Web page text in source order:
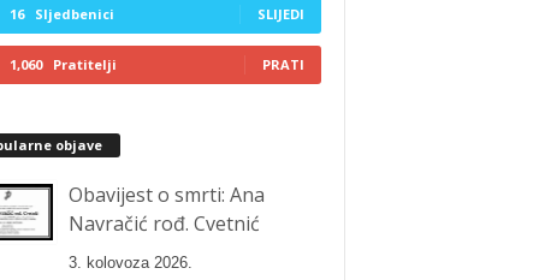
16 Sljedbenici SLIJEDI
1,060 Pratitelji PRATI
objave
Obavijest o smrti: Ana
Navračić rođ. Cvetnić
3. kolovoza 2026.